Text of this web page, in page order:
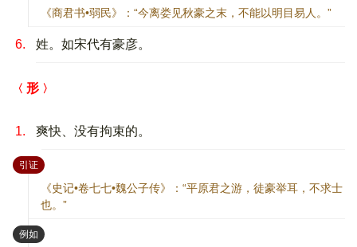
《商君书•弱民》：“今离娄见秋豪之末，不能以明目易人。”
6. 姓。如宋代有豪彦。
形
1. 爽快、没有拘束的。
引证：
《史记•卷七七•魏公子传》：“平原君之游，徒豪举耳，不求士
也。”
例如 ：